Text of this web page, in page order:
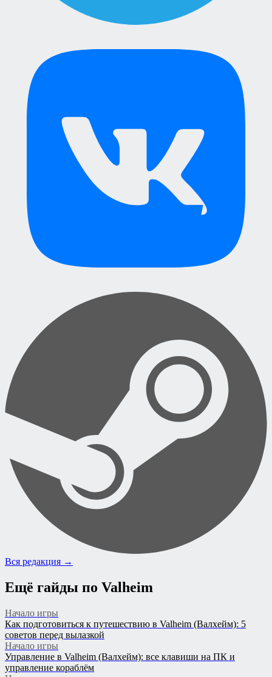
Вся редакция →
Ещё гайды по Valheim
Начало игры
Как подготовиться к путешествию в Valheim (Валхейм): 5
советов перед вылазкой
Начало игры
Управление в Valheim (Валхейм): все клавиши на ПК и
управление кораблём